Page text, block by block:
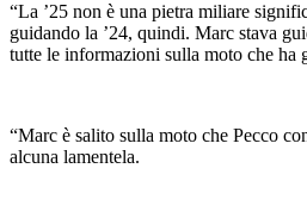
“La ’25 non è una pietra miliare
guidando la ’24, quindi. Marc stava
tutte le informazioni sulla moto che ha
“Marc è salito sulla moto che Pecco
alcuna lamentela.